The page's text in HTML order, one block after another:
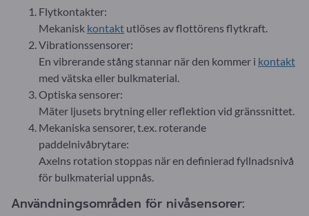
Flytkontakter:
Mekanisk kontakt utlöses av flottörens flytkraft.
Vibrationssensorer:
En vibrerande stång stannar när den kommer i kontakt
med vätska eller bulkmaterial.
Optiska sensorer:
Mäter ljusets brytning eller reflektion vid gränssnittet.
Mekaniska sensorer, t.ex. roterande
paddelnivåbrytare:
Axelns rotation stoppas när en definierad fyllnadsnivå
för bulkmaterial uppnås.
Användningsområden för nivåsensorer: